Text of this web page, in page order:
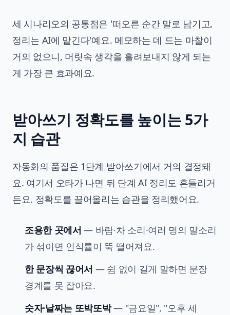
세 시나리오의 공통점은 '떠오른 순간 말로 남기고,
정리는 AI에 맡긴다'예요. 메모하는 데 드는 마찰이
거의 없으니, 머릿속 생각을 흘려보내지 않게 되는
게 가장 큰 효과예요.
받아쓰기 정확도를 높이는 5가
지 습관
자동화의 품질은 1단계 받아쓰기에서 거의 결정돼
요. 여기서 오타가 나면 뒤 단계 AI 정리도 흔들리거
든요. 정확도를 끌어올리는 습관을 정리했어요.
조용한 곳에서 — 바람·차 소리·여러 명의 말소리
가 섞이면 인식률이 뚝 떨어져요.
한 문장씩 끊어서 — 쉼 없이 길게 말하면 문장
경계를 못 잡아요.
숫자·날짜는 또박또박— "금요일", "오후 세